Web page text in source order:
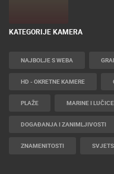
KATEGORIJE KAMERA
NAJBOLJE S WEBA
HD - OKRETNE KAMERE
PLAŽE MARINE I LUČICE
DOGAĐANJA I ZANIMLJIVOSTI
ZNAMENITOSTI